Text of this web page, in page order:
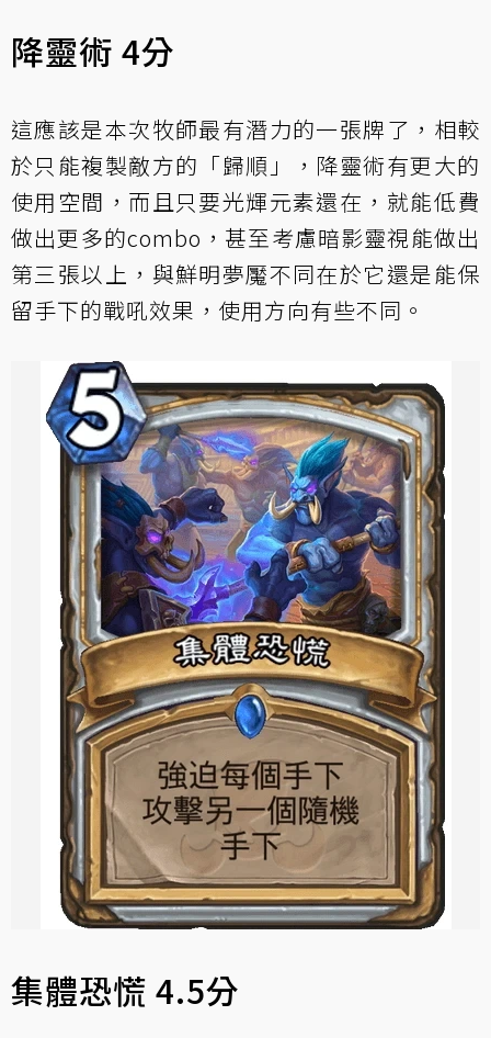
降靈術 4分
這應該是本次牧師最有潛力的一張牌了，相較
於只能複製敵方的「歸順」，降靈術有更大的
使用空間，而且只要光輝元素還在，就能低費
做出更多的combo，甚至考慮暗影靈視能做出
第三張以上，與鮮明夢魘不同在於它還是能保
留手下的戰吼效果，使用方向有些不同。
集體恐慌 4.5分